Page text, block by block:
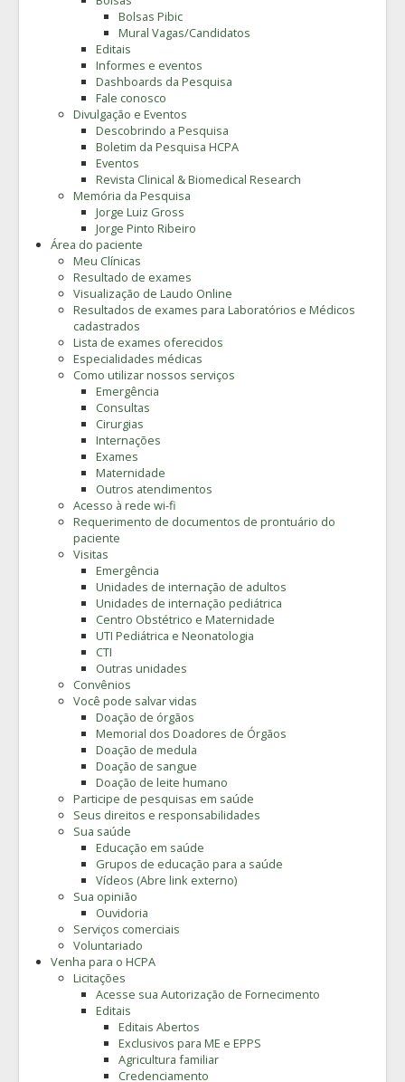
Bolsas Pibic
Mural Vagas/Candidatos
Editais
Informes e eventos
Dashboards da Pesquisa
Fale conosco
Divulgação e Eventos
Descobrindo a Pesquisa
Boletim da Pesquisa HCPA
Eventos
Revista Clinical & Biomedical Research
Memória da Pesquisa
Jorge Luiz Gross
Jorge Pinto Ribeiro
Área do paciente
Meu Clínicas
Resultado de exames
Visualização de Laudo Online
Resultados de exames para Laboratórios e Médicos
cadastrados
Lista de exames oferecidos
Especialidades médicas
Como utilizar nossos serviços
Emergência
Consultas
Cirurgias
Internações
Exames
Maternidade
Outros atendimentos
Acesso à rede wi-fi
Requerimento de documentos de prontuário do
paciente
Visitas
Emergência
Unidades de internação de adultos
Unidades de internação pediátrica
Centro Obstétrico e Maternidade
UTI Pediátrica e Neonatologia
CTI
Outras unidades
Convênios
Você pode salvar vidas
Doação de órgãos
Memorial dos Doadores de Órgãos
Doação de medula
Doação de sangue
Doação de leite humano
Participe de pesquisas em saúde
Seus direitos e responsabilidades
Sua saúde
Educação em saúde
Grupos de educação para a saúde
Vídeos (Abre link externo)
Sua opinião
Ouvidoria
Serviços comerciais
Voluntariado
Venha para o HCPA
Licitações
Acesse sua Autorização de Fornecimento
Editais
Editais Abertos
Exclusivos para ME e EPPS
Agricultura familiar
Credenciamento